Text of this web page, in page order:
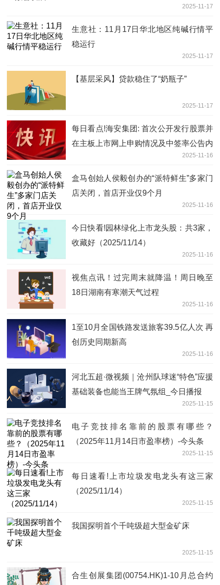
2025-11-17
生意社：11月17日华北地区纯碱行情平
稳运行
2025-11-17
【基层采风】贷款稳住了“奶瓶子”
2025-11-17
每日看点!海安集团: 首次公开发行股票并
在主板上市网上申购情况及中签率公告内
2025-11-16
盒马创始人侯毅创办的“派特鲜生”多家门
店关闭，首店开业仅9个月
2025-11-16
今日快看!园林绿化上市龙头股：共3家，
收藏好（2025/11/14）
2025-11-16
视焦点讯！过完周末就降温！周日晚至
18日湖南有寒潮天气过程
2025-11-16
1至10月全国铁路发送旅客39.5亿人次 再
创历史同期新高
2025-11-16
河北五超·微视频｜沧州队球迷“特色”应援
基础装备也能当王牌气氛组_今日播报
2025-11-15
电子竞技排名靠前的股票有哪些？
（2025年11月14日市盈率榜）-今头条
2025-11-15
每日速看!上市垃圾发电龙头有这三家
（2025/11/14）
2025-11-15
我国探明首个千吨级超大型金矿床
2025-11-15
合生创展集团(00754.HK)1-10月总合约